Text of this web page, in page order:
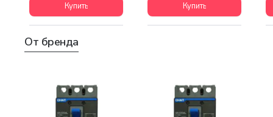
Купить Купить
От бренда